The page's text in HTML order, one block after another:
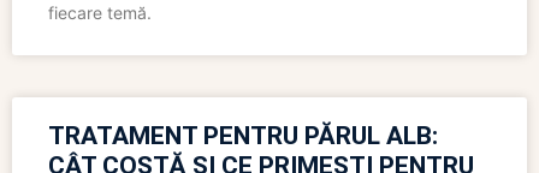
fiecare temă.
TRATAMENT PENTRU PĂRUL ALB:
CÂT COSTĂ ȘI CE PRIMEȘTI PENTRU